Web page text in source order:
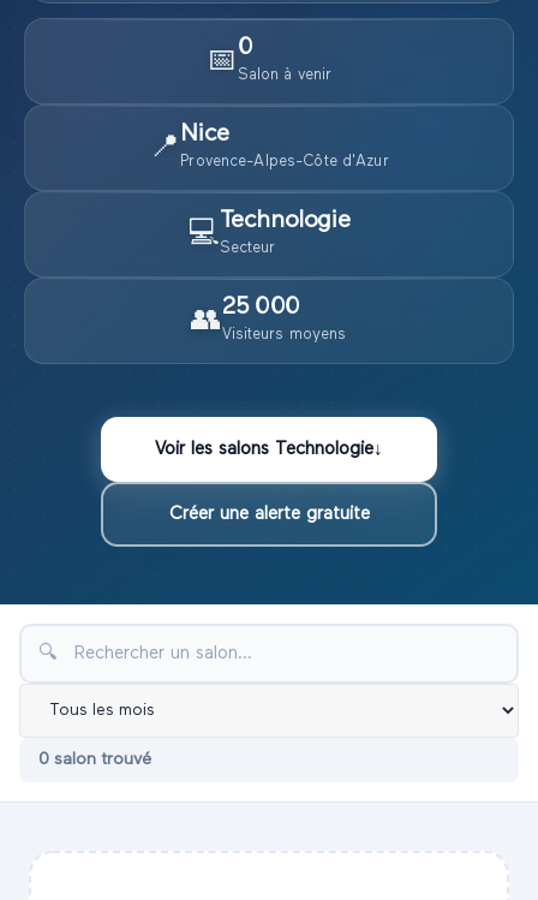
📅 0
Salon à venir
📍 Nice
Provence-Alpes-Côte d'Azur
💻Technologie
Secteur
👥25 000
Visiteurs moyens
Voir les salons Technologie↓
Créer une alerte gratuite
🔍
0 salon trouvé